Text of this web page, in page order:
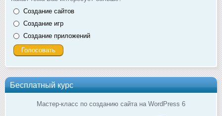
Создание сайтов
Создание игр
Создание приложений
Бесплатный курс
Мастер-класс по созданию сайта на WordPress 6